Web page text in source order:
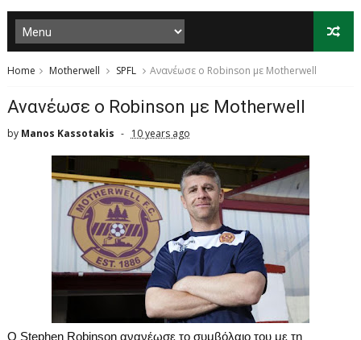
Home Motherwell SPFL Ανανέωσε ο Robinson με Motherwell
Ανανέωσε ο Robinson με Motherwell
by Manos Kassotakis 10 years ago
Ο Stephen Robinson ανανέωσε το συμβόλαιο του με τη